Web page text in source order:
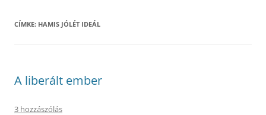
CÍMKE: HAMIS JÓLÉT IDEÁL
A liberált ember
3 hozzászólás